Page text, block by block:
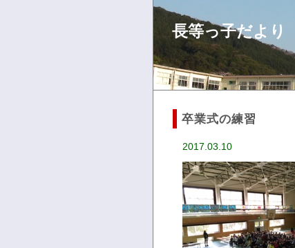
長等っ子だより
卒業式の練習
2017.03.10